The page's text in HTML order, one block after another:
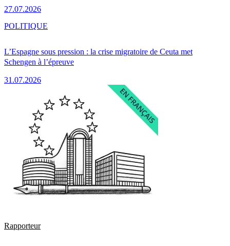
27.07.2026
L’Espagne sous pression : la crise migratoire de Ceuta met
Schengen à l’épreuve
31.07.2026
POLITIQUE
Rapporteur